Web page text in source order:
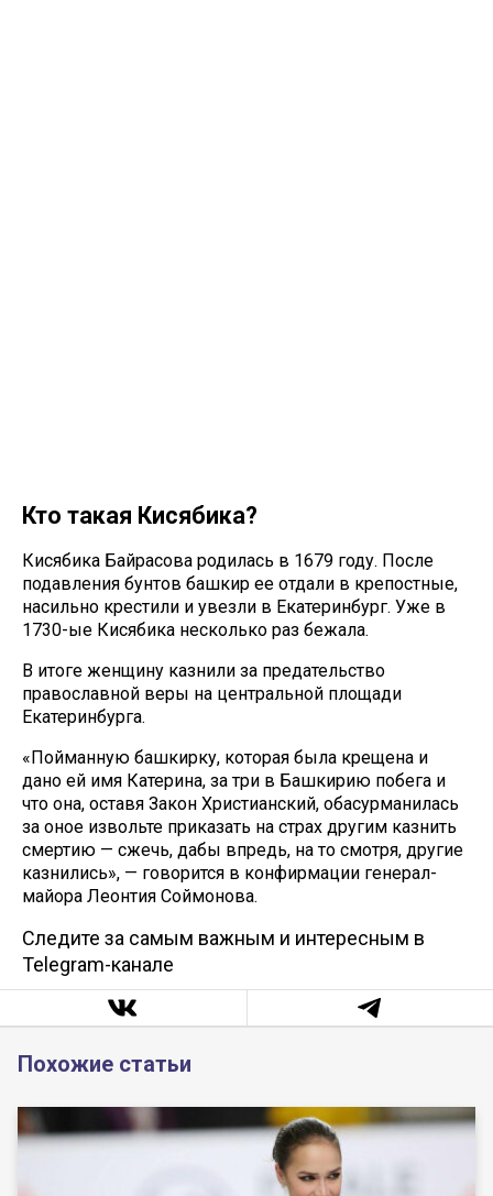
Кто такая Кисябика?
Кисябика Байрасова родилась в 1679 году. После
подавления бунтов башкир ее отдали в крепостные,
насильно крестили и увезли в Екатеринбург. Уже в
1730-ые Кисябика несколько раз бежала.
В итоге женщину казнили за предательство
православной веры на центральной площади
Екатеринбурга.
«Пойманную башкирку, которая была крещена и
дано ей имя Катерина, за три в Башкирию побега и
что она, оставя Закон Христианский, обасурманилась
за оное извольте приказать на страх другим казнить
смертию — сжечь, дабы впредь, на то смотря, другие
казнились», — говорится в конфирмации генерал-
майора Леонтия Соймонова.
Следите за самым важным и интересным в
Telegram-канале
Похожие статьи